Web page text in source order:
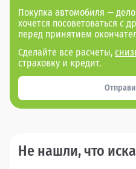
Покупка автомобиля —
хочется посоветоваться с
перед принятием
Сделайте все расчеты,
страховку и кредит.
Не нашли, что